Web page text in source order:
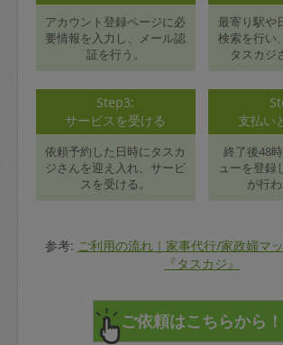
アカウント登録ページに必
要情報を入力し、メール認
証を行う。
最寄り駅や
検索を行い
タスカジ
Step3:
サービスを受ける
依頼予約した日時にタスカ
ジさんを迎え入れ、サービ
スを受ける。
支払い
終了後48
ューを登録
が行わ
参考: ご利用の流れ｜家事代行/家政婦マ
『タスカジ』